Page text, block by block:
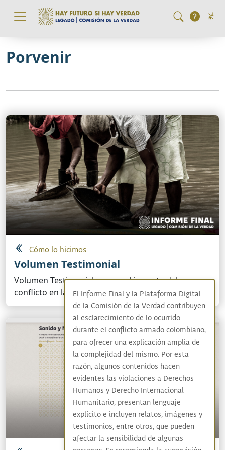
Pasar al contenido principal
Porvenir
Cómo lo hicimos
Volumen Testimonial
Volumen Testimonial recoge el impacto del
conflicto en la vida cotidiana de las personas
El Informe Final y la Plataforma Digital
de la Comisión de la Verdad contribuyen
al esclarecimiento de lo ocurrido
durante el conflicto armado colombiano,
para ofrecer una explicación amplia de
la complejidad del mismo. Por esta
razón, algunos contenidos hacen
evidentes las violaciones a Derechos
Humanos y Derecho Internacional
Humanitario, presentan lenguaje
explícito e incluyen relatos, imágenes y
testimonios, entre otros, que pueden
afectar la sensibilidad de algunas